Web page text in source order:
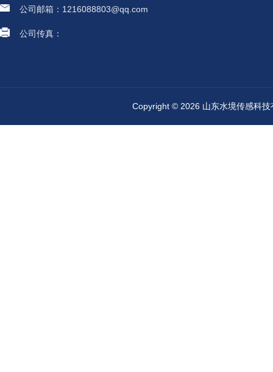
公司邮箱：1216088803@qq.com
公司传真：
Copyright © 2026 山东水境传感科